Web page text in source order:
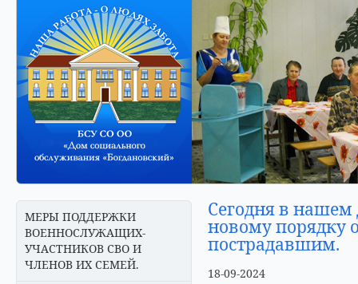
МЕРЫ ПОДДЕРЖКИ
ВОЕННОСЛУЖАЩИХ-
УЧАСТНИКОВ СВО И
ЧЛЕНОВ ИХ СЕМЕЙ.
Сегодня в нашем
новому порядку
пострадавшим.
18-09-2024